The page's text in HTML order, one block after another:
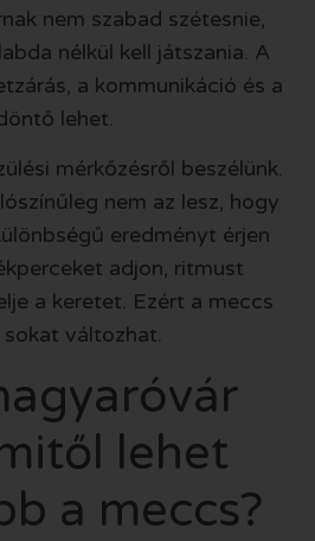
nem szabad szétesnie,
nélkül kell játszania. A
a kommunikáció és a
lehet.
mérkőzésről beszélünk.
nem az lesz, hogy
eredményt érjen
adjon, ritmust
a keretet. Ezért a meccs
változhat.
lehet
a meccs?